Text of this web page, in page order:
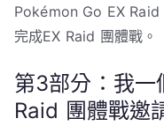
Pokémon Go EX Raid
完成EX Raid 團體戰。
第3部分：我一
Raid 團體戰邀